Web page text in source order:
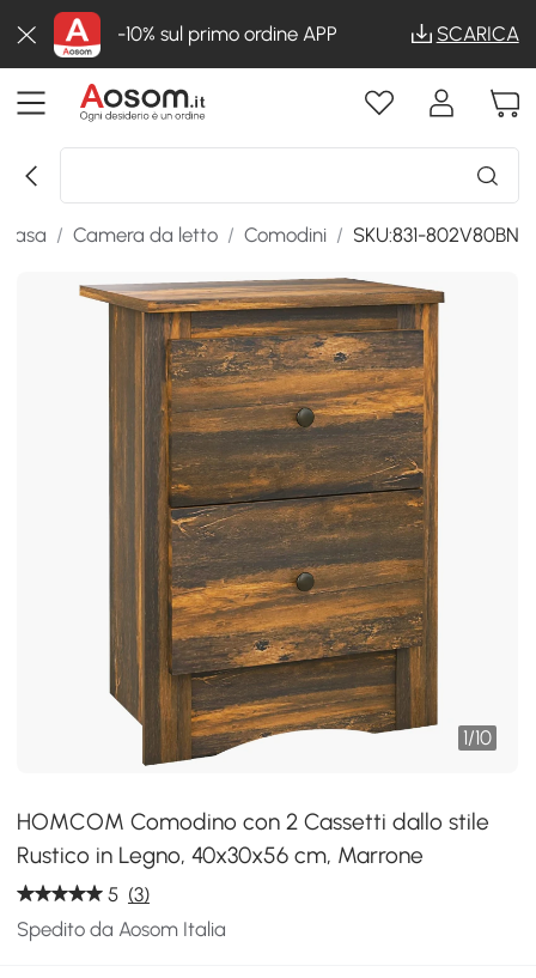
-10% sul primo ordine APP SCARICA
casa / Camera da letto / Comodini / SKU:831-802V80BN
1/10
HOMCOM Comodino con 2 Cassetti dallo stile
Rustico in Legno, 40x30x56 cm, Marrone
5 (3)
Spedito da Aosom Italia